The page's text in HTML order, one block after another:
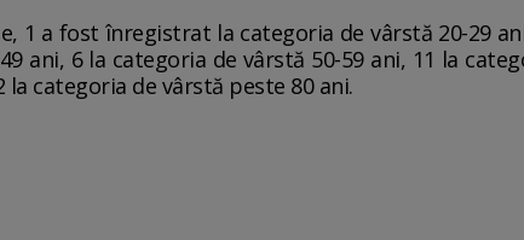
1 a fost înregistrat la categoria de vârstă 20-29
ani, 6 la categoria de vârstă 50-59 ani, 11 la
la categoria de vârstă peste 80 ani.